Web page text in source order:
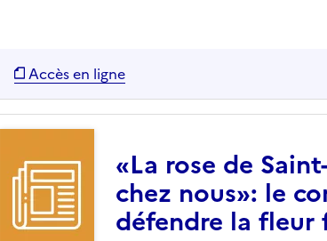
Accès en ligne
«La rose de
chez nous»: le
défendre la fleur